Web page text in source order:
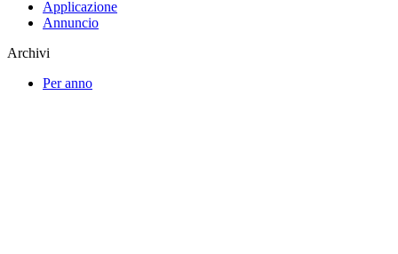
Applicazione
Annuncio
Archivi
Per anno